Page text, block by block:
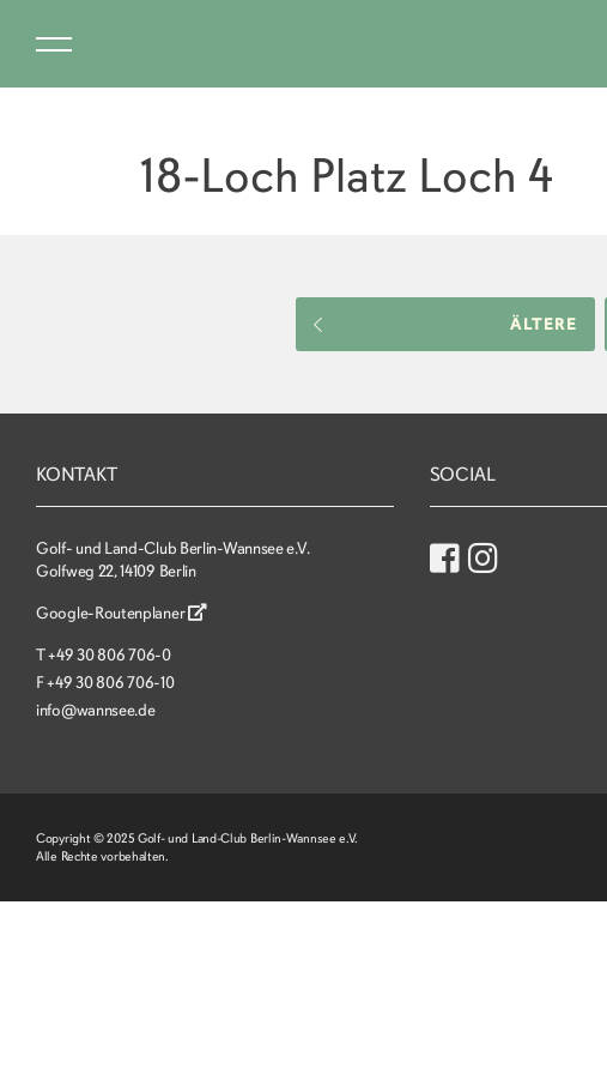
18-Loch Platz Loch 4
ÄLTERE
KONTAKT
Golf- und Land-Club Berlin-Wannsee e.V.
Golfweg 22, 14109 Berlin
Google-Routenplaner
T+49 30 806 706-0
F+49 30 806 706-10
info@wannsee.de
SOCIAL
Copyright © 2025 Golf- und Land-Club Berlin-Wannsee e.V.
Alle Rechte vorbehalten.